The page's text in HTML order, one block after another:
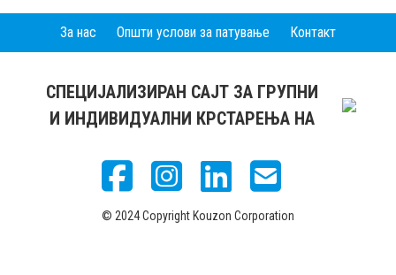
За нас Општи услови за патување Контакт
СПЕЦИЈАЛИЗИРАН САЈТ ЗА ГРУПНИ
И ИНДИВИДУАЛНИ КРСТАРЕЊА НА
© 2024 Copyright Kouzon Corporation